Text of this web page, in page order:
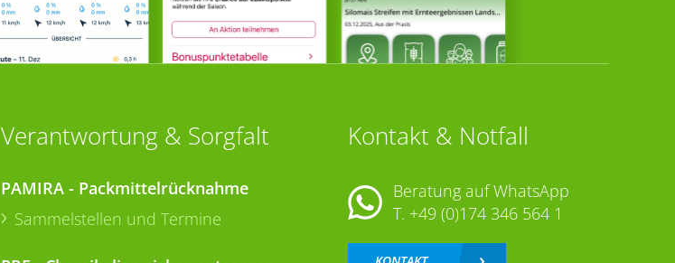
Verantwortung & Sorgfalt
PAMIRA - Packmittelrücknahme
Sammelstellen und Termine
Kontakt & Notfall
Beratung auf WhatsApp
T. +49 (0)174 346 564 1